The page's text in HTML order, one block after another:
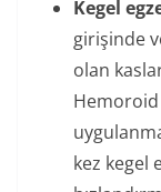
Kegel
girişinde
olan
kez kegel